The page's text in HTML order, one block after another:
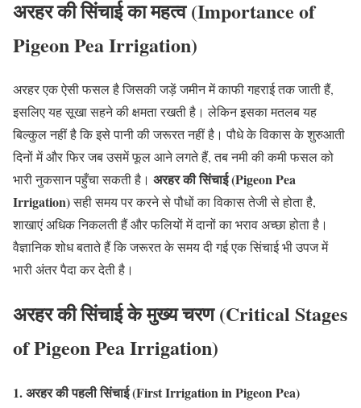
अरहर की सिंचाई का महत्व (Importance of
Pigeon Pea Irrigation)
अरहर एक ऐसी फसल है जिसकी जड़ें जमीन में काफी गहराई तक जाती हैं,
इसलिए यह सूखा सहने की क्षमता रखती है। लेकिन इसका मतलब यह
बिल्कुल नहीं है कि इसे पानी की जरूरत नहीं है। पौधे के विकास के शुरुआती
दिनों में और फिर जब उसमें फूल आने लगते हैं, तब नमी की कमी फसल को
भारी नुकसान पहुँचा सकती है। अरहर की सिंचाई (Pigeon Pea
Irrigation)सही समय पर करने से पौधों का विकास तेजी से होता है,
शाखाएं अधिक निकलती हैं और फलियों में दानों का भराव अच्छा होता है।
वैज्ञानिक शोध बताते हैं कि जरूरत के समय दी गई एक सिंचाई भी उपज में
भारी अंतर पैदा कर देती है।
अरहर की सिंचाई के मुख्य चरण (Critical Stages
of Pigeon Pea Irrigation)
1. अरहर की पहली सिंचाई (First Irrigation in Pigeon Pea)